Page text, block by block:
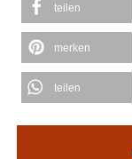
teilen
merken
teilen